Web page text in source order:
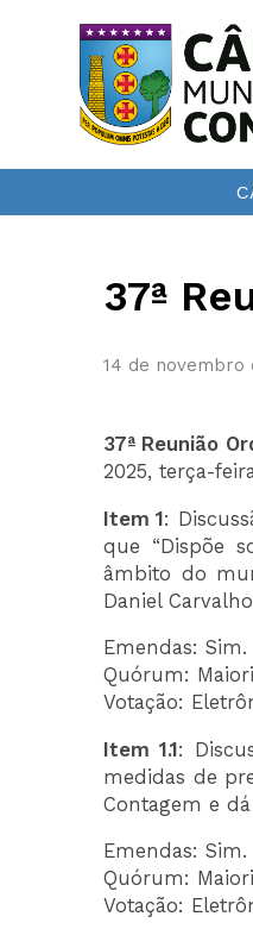
37ª
14 de novembro
37ª Reunião
2025, terça-
Item 1:
que “Dispõe
âmbito do
Daniel
Emendas: Sim.
Quórum:
Votação:
Item 1.1:
medidas de
Contagem e
Emendas: Sim.
Quórum:
Votação: